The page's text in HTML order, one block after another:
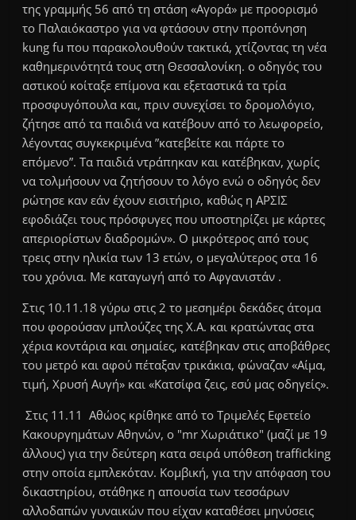
της γραμμής 56 από τη στάση «Αγορά» με προορισμό
το Παλαιόκαστρο για να φτάσουν στην προπόνηση
kung fu που παρακολουθούν τακτικά, χτίζοντας τη νέα
καθημερινότητά τους στη Θεσσαλονίκη. ο οδηγός του
αστικού κοίταξε επίμονα και εξεταστικά τα τρία
προσφυγόπουλα και, πριν συνεχίσει το δρομολόγιο,
ζήτησε από τα παιδιά να κατέβουν από το λεωφορείο,
λέγοντας συγκεκριμένα ”κατεβείτε και πάρτε το
επόμενο”. Τα παιδιά ντράπηκαν και κατέβηκαν, χωρίς
να τολμήσουν να ζητήσουν το λόγο ενώ ο οδηγός δεν
ρώτησε καν εάν έχουν εισιτήριο, καθώς η ΑΡΣΙΣ
εφοδιάζει τους πρόσφυγες που υποστηρίζει με κάρτες
απεριορίστων διαδρομών». Ο μικρότερος από τους
τρεις στην ηλικία των 13 ετών, ο μεγαλύτερος στα 16
του χρόνια. Με καταγωγή από το Αφγανιστάν .
Στις 10.11.18 γύρω στις 2 το μεσημέρι δεκάδες άτομα
που φορούσαν μπλούζες της Χ.Α. και κρατώντας στα
χέρια κοντάρια και σημαίες, κατέβηκαν στις αποβάθρες
του μετρό και αφού πέταξαν τρικάκια, φώναζαν «Αίμα,
τιμή, Χρυσή Αυγή» και «Κατσίφα ζεις, εσύ μας οδηγείς».
Στις 11.11 Αθώος κρίθηκε από το Τριμελές Εφετείο
Κακουργημάτων Αθηνών, ο "mr Χωριάτικο" (μαζί με 19
άλλους) για την δεύτερη κατα σειρά υπόθεση trafficking
στην οποία εμπλεκόταν. Κομβική, για την απόφαση του
δικαστηρίου, στάθηκε η απουσία των τεσσάρων
αλλοδαπών γυναικών που είχαν καταθέσει μηνύσεις